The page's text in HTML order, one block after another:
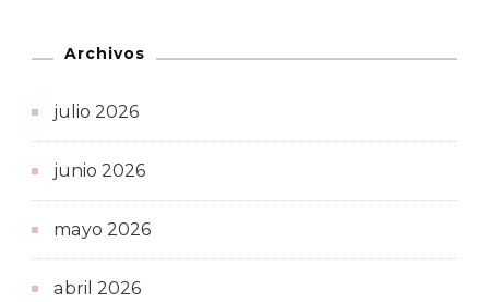
Archivos
julio 2026
junio 2026
mayo 2026
abril 2026